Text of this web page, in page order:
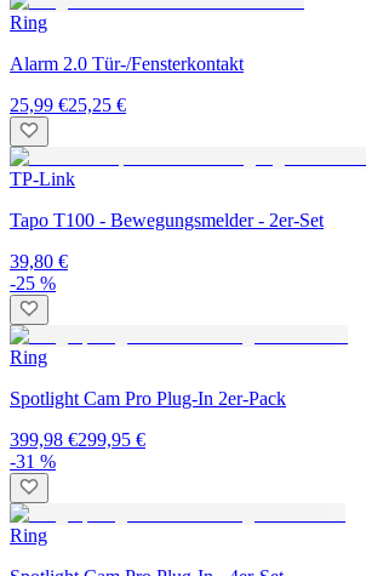
Ring
Alarm 2.0 Tür-/Fensterkontakt
25,99 €25,25 €
TP-Link
Tapo T100 - Bewegungsmelder - 2er-Set
39,80 €
-25 %
Ring
Spotlight Cam Pro Plug-In 2er-Pack
399,98 €299,95 €
-31 %
Ring